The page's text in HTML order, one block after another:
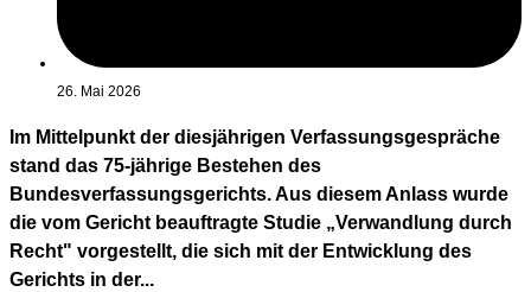
26. Mai 2026
Im Mittelpunkt der diesjährigen Verfassungsgespräche
stand das 75-jährige Bestehen des
Bundesverfassungsgerichts. Aus diesem Anlass wurde
die vom Gericht beauftragte Studie „Verwandlung durch
Recht" vorgestellt, die sich mit der Entwicklung des
Gerichts in der...